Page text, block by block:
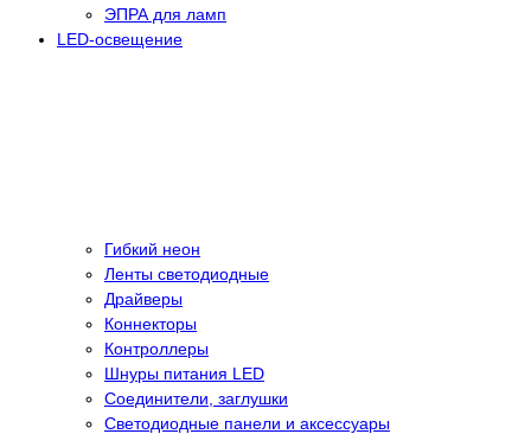
ЭПРА для ламп
LED-освещение
Гибкий неон
Ленты светодиодные
Драйверы
Коннекторы
Контроллеры
Шнуры питания LED
Соединители, заглушки
Светодиодные панели и аксессуары